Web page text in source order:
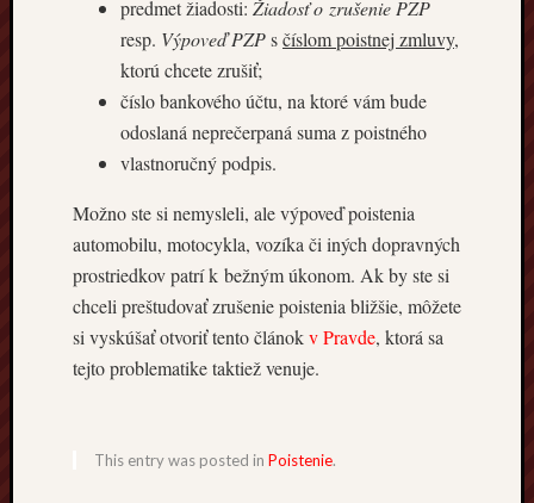
predmet žiadosti: Žiadosť o zrušenie PZP
resp. Výpoveď PZPsčíslom poistnej zmluvy,
ktorú chcete zrušiť;
číslo bankového účtu, na ktoré vám bude
odoslaná neprečerpaná suma z poistného
vlastnoručný podpis.
Možno ste si nemysleli, ale výpoveď poistenia
automobilu, motocykla, vozíka či iných dopravných
prostriedkov patrí k bežným úkonom. Ak by ste si
chceli preštudovať zrušenie poistenia bližšie, môžete
si vyskúšať otvoriť tento článokv Pravde, ktorá sa
tejto problematike taktiež venuje.
This entry was posted in Poistenie.